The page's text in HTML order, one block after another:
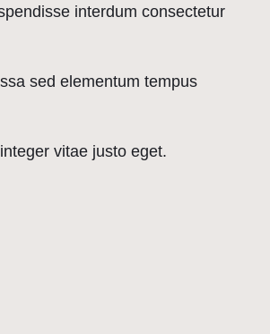
interdum consectetur
sed elementum tempus
vitae justo eget.